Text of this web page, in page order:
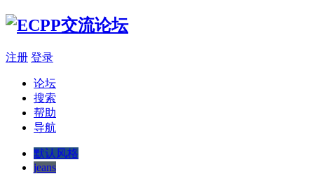
注册 登录
论坛
搜索
帮助
导航
默认风格
jeans